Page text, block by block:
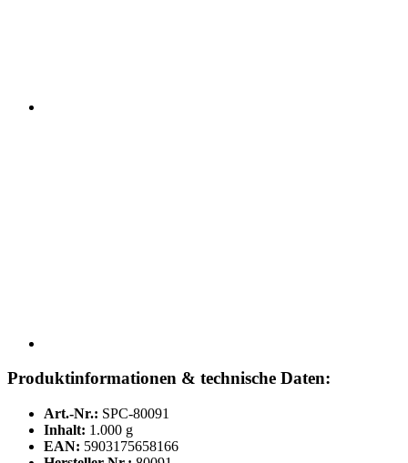
Produktinformationen & technische Daten:
Art.-Nr.: SPC-80091
Inhalt: 1.000 g
EAN: 5903175658166